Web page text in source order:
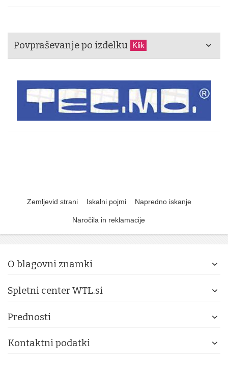
Povpraševanje po izdelku Klik
Zemljevid strani Iskalni pojmi Napredno iskanje
Naročila in reklamacije
O blagovni znamki
Spletni center WTL.si
Prednosti
Kontaktni podatki